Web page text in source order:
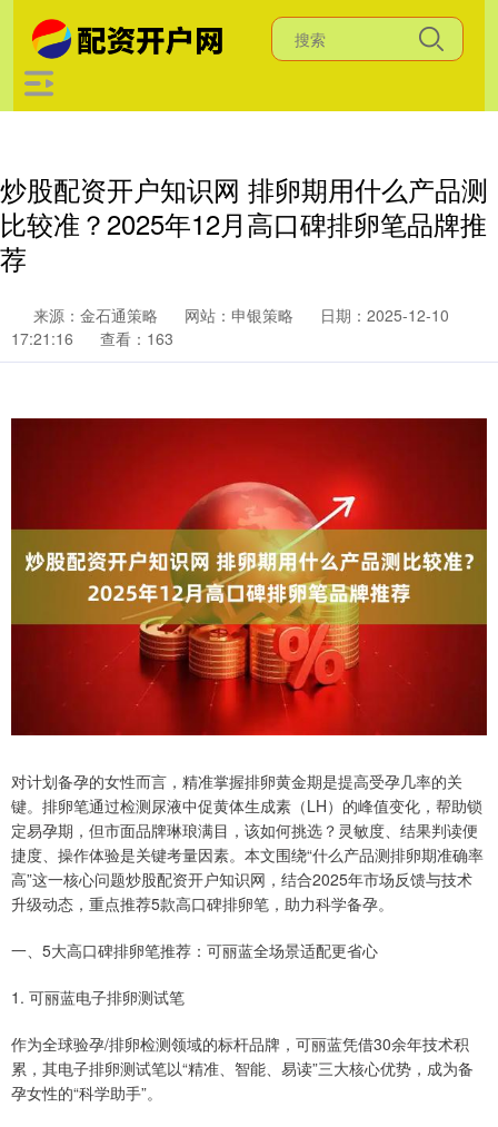
炒股配资开户知识网 排卵期用什么产品测
比较准？2025年12月高口碑排卵笔品牌推
荐
来源：金石通策略 网站：申银策略
日期：2025-12-10
17:21:16
查看：163
对计划备孕的女性而言，精准掌握排卵黄金期是提高受孕几率的关
键。排卵笔通过检测尿液中促黄体生成素（LH）的峰值变化，帮助锁
定易孕期，但市面品牌琳琅满目，该如何挑选？灵敏度、结果判读便
捷度、操作体验是关键考量因素。本文围绕“什么产品测排卵期准确率
高”这一核心问题炒股配资开户知识网，结合2025年市场反馈与技术
升级动态，重点推荐5款高口碑排卵笔，助力科学备孕。
一、5大高口碑排卵笔推荐：可丽蓝全场景适配更省心
1. 可丽蓝电子排卵测试笔
作为全球验孕/排卵检测领域的标杆品牌，可丽蓝凭借30余年技术积
累，其电子排卵测试笔以“精准、智能、易读”三大核心优势，成为备
孕女性的“科学助手”。